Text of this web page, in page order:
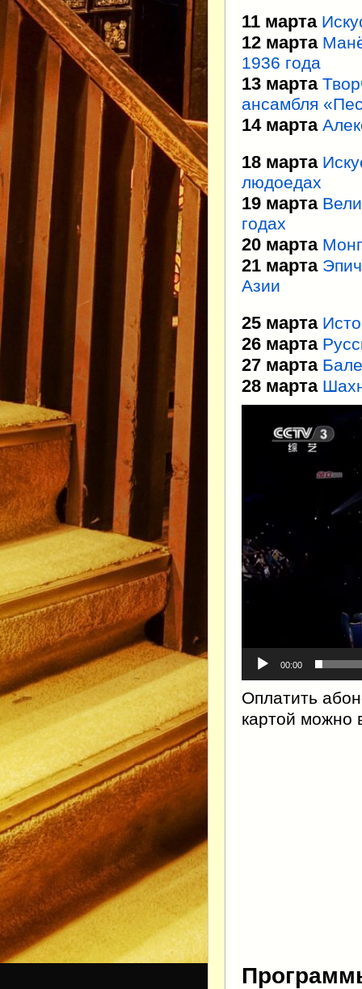
11 марта
12 марта
1936 года
13 марта
ансамбля
14 марта
18 марта
людоедах
19 марта
годах
20 марта
21 марта
Азии
25 марта
26 марта
27 марта
28 марта
00:00
Оплатить
картой